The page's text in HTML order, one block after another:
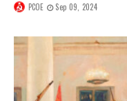
PCOE Sep 09, 2024